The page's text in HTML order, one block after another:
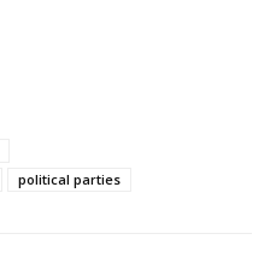
political parties